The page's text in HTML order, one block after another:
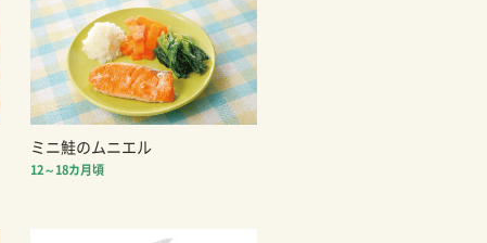
ミニ鮭のムニエル
12～18カ月頃